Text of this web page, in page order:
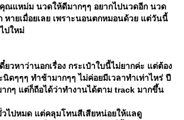
ณแหม่ม นวดให้ดีมากๆๆ อยากไปนวดอีก นวด
หายเมื่อยเลย เพราะนอนตกหมอนด้วย แต่วันนี้
ปใหม่
ดี๋ยวหาว่านอกเรื่อง กระเป๋าใบนี้ไม่ยากค่ะ แต่ต้อง
นิดๆๆๆ ทำช้ามากๆๆ ไม่ค่อยมีเวลาทำเท่าไหร่ ปี
กๆ แต่ก็ถือได้ว่าทำงานได้ตาม track มากขึ้น
ไปหมด แต่คลุมโทนสีเสียหน่อยให้แลดู